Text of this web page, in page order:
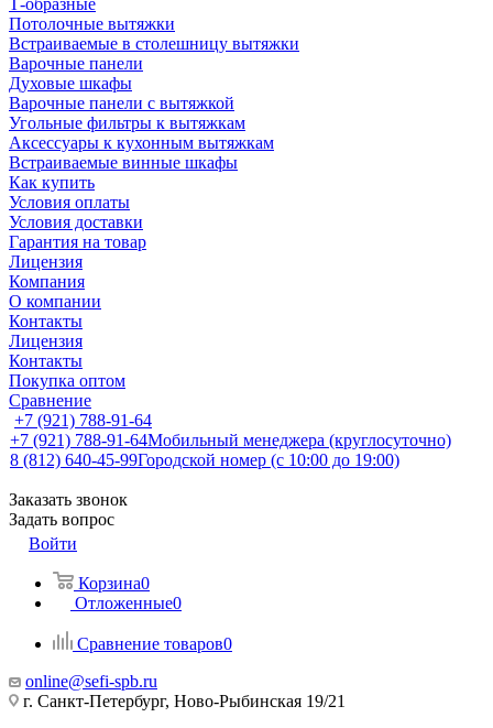
Т-образные
Потолочные вытяжки
Встраиваемые в столешницу вытяжки
Варочные панели
Духовые шкафы
Варочные панели с вытяжкой
Угольные фильтры к вытяжкам
Аксессуары к кухонным вытяжкам
Встраиваемые винные шкафы
Как купить
Условия оплаты
Условия доставки
Гарантия на товар
Лицензия
Компания
О компании
Контакты
Лицензия
Контакты
Покупка оптом
Сравнение
+7 (921) 788-91-64
+7 (921) 788-91-64Мобильный менеджера (круглосуточно)
8 (812) 640-45-99Городской номер (с 10:00 до 19:00)
Заказать звонок
Задать вопрос
Войти
Корзина0
Отложенные0
Сравнение товаров0
online@sefi-spb.ru
г. Санкт-Петербург, Ново-Рыбинская 19/21